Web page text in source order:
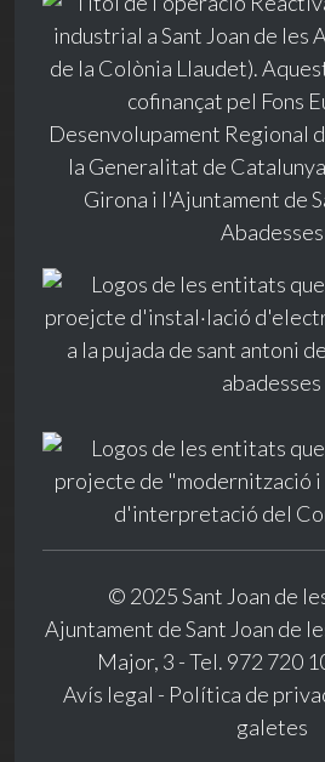
© 2025 Sant Joan de
Ajuntament de Sant Joan de
Major, 3 - Tel. 972 720
Avís legal - Política de
galetes